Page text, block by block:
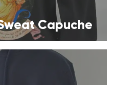
Capuche